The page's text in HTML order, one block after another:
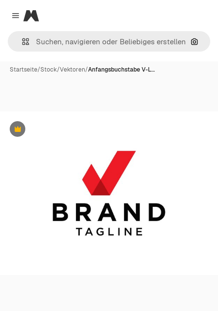
Close menu
Magnific
Nach
Startseite/Stock/Vektoren/Anfangsbuchstabe V-L…
Premium